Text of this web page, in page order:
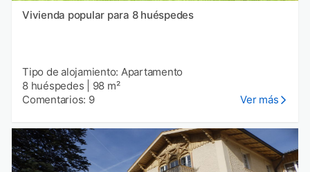
Vivienda popular para 8 huéspedes
Tipo de alojamiento: Apartamento
8 huéspedes
98 m²
Comentarios: 9
Ver más